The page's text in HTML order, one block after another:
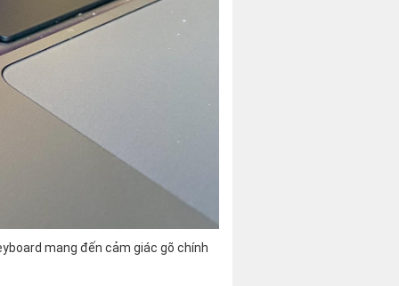
mang đến cảm giác gõ chính